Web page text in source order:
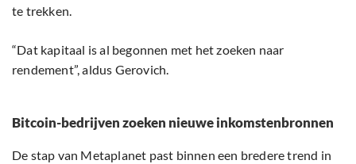
te trekken.
“Dat kapitaal is al begonnen met het zoeken naar
rendement”, aldus Gerovich.
Bitcoin-bedrijven zoeken nieuwe inkomstenbronnen
De stap van Metaplanet past binnen een bredere trend in